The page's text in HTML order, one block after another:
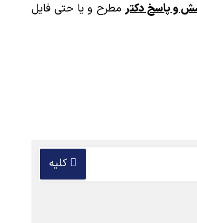
و پاسخ دکتر مطرح و یا حتی فایل
کلیه